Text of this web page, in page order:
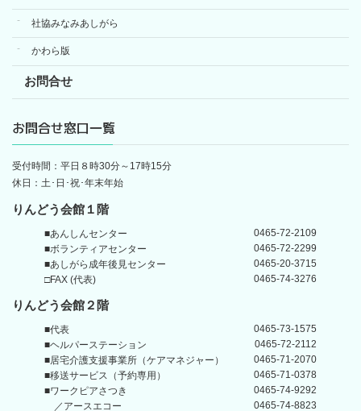
社協みなみあしがら
かわら版
お問合せ
お問合せ窓口一覧
受付時間：平日８時30分～17時15分
休日：土･日･祝･年末年始
りんどう会館１階
■あんしんセンター
0465-72-2109
■ボランティアセンター
0465-72-2299
■あしがら成年後見センター
0465-20-3715
□FAX (代表)
0465-74-3276
りんどう会館 ２階
■代表
0465-73-1575
■ヘルパーステーション
0465-72-2112
■居宅介護支援事業所 （ケアマネジャー）
0465-71-2070
■移送サービス（予約専用）
0465-71-0378
■ワークピアさつき
0465-74-9292
／アースエコー
0465-74-8823